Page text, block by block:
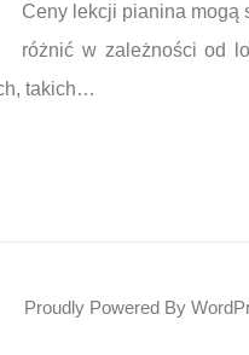
Ceny lekcji pianina mogą
różnić w zależności od
takich…
Proudly Powered By